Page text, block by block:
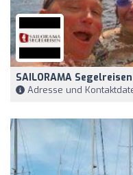
SAILORAMA Segelreisen
Adresse und